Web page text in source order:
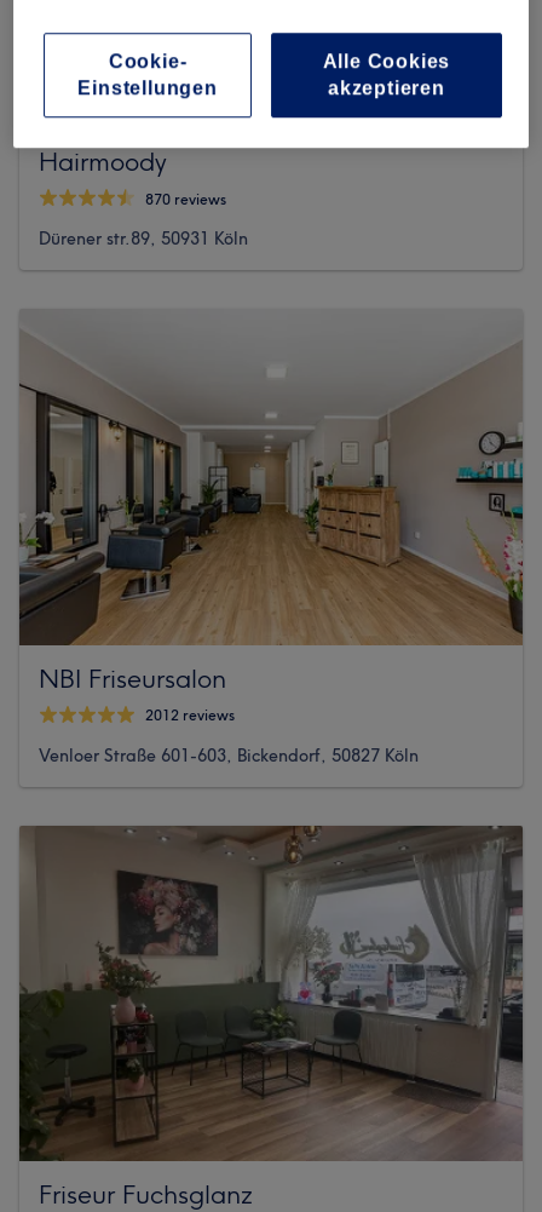
Hairmoody
870 reviews
Dürener str.89, 50931 Köln
NBI Friseursalon
2012 reviews
Venloer Straße 601-603, Bickendorf, 50827 Köln
Friseur Fuchsglanz
Cookie-
Einstellungen
Alle Cookies
akzeptieren